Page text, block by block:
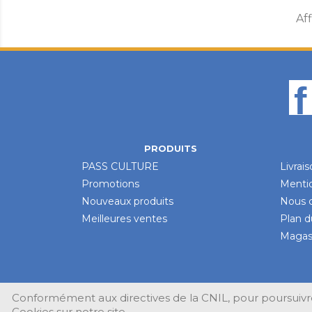
Conformément aux directives de la CNIL, pour
PRODUITS
PASS CULTURE
Promotions
Nouveaux produits
Meilleures ventes
Nous
Plan